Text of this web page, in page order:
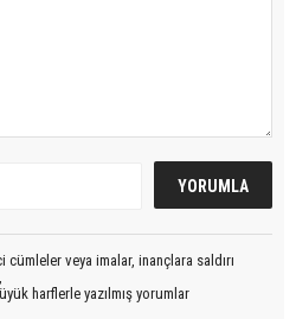
veya imalar, inançlara saldırı
harflerle yazılmış yorumlar